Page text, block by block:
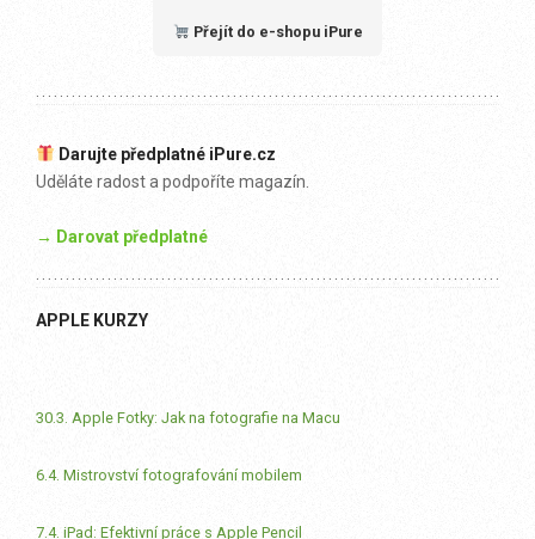
Přejít do e-shopu iPure
Darujte předplatné iPure.cz
Uděláte radost a podpoříte magazín.
→ Darovat předplatné
APPLE KURZY
30.3. Apple Fotky: Jak na fotografie na Macu
6.4. Mistrovství fotografování mobilem
7.4. iPad: Efektivní práce s Apple Pencil